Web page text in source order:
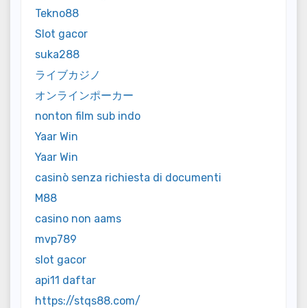
Tekno88
Slot gacor
suka288
ライブカジノ
オンラインポーカー
nonton film sub indo
Yaar Win
Yaar Win
casinò senza richiesta di documenti
M88
casino non aams
mvp789
slot gacor
api11 daftar
https://stqs88.com/